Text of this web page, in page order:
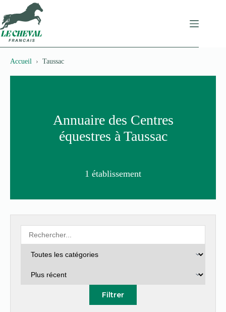
au
contenu
Accueil Taussac
Annuaire des Centres
équestres à Taussac
1 établissement
Filtrer